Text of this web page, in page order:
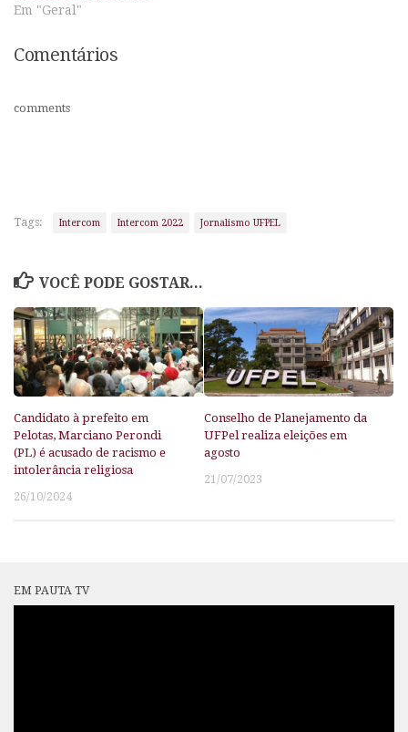
Em "Geral"
Comentários
comments
Tags: Intercom Intercom 2022 Jornalismo UFPEL
VOCÊ PODE GOSTAR...
Candidato à prefeito em
Pelotas, Marciano Perondi
(PL) é acusado de racismo e
intolerância religiosa
26/10/2024
Conselho de Planejamento da
UFPel realiza eleições em
agosto
21/07/2023
EM PAUTA TV